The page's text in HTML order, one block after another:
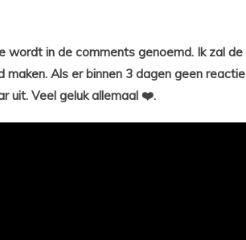
wordt in de comments genoemd. Ik zal de
Als er binnen 3 dagen geen reactie
uit. Veel geluk allemaal ❤️.